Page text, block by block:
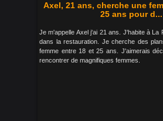
Axel, 21 ans, cherche une
25 ans pour d...
Je m'appelle Axel j'ai 21 ans. J'habite à La
dans la restauration. Je cherche des
femme entre 18 et 25 ans. J'aimerais
rencontrer de magnifiques femmes.